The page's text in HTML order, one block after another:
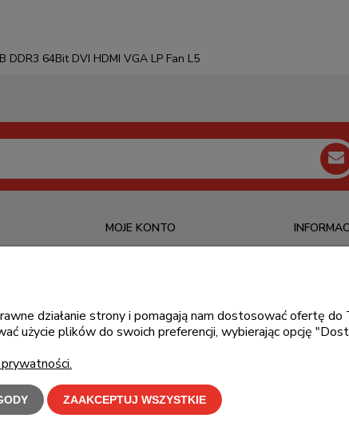
DDR3 64Bit DVI HDMI VGA LP Fan L5
MOJE KONTO
Przechowalnia
sklepu oznacza zgodę na wykorzystywanie plików cookies. Szczegółowe informacje w
działanie strony i pomagają nam dostosować ofertę
użycie plików do swoich preferencji, wybierając opcję
ZAAKCEPTUJ WSZYSTKIE